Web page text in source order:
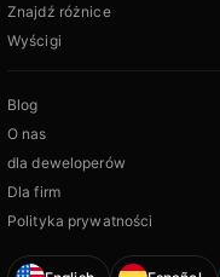
Znajdź różnice
Wyścigi
Blog
O nas
dla deweloperów
Dla firm
Polityka prywatności